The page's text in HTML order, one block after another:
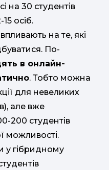
на 30 студентів
осіб.
на те, які
По-
в онлайн-
. Тобто можна
для невеликих
але вже
200 студентів
можливості.
у гібридному